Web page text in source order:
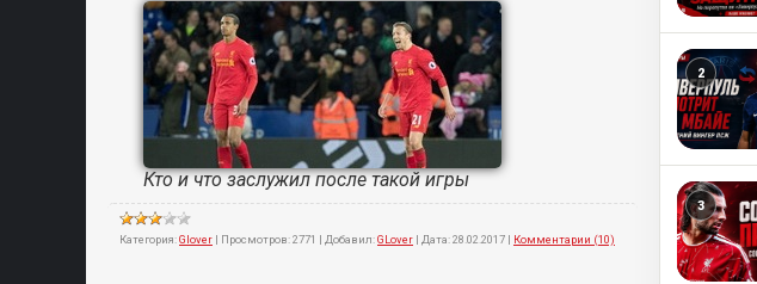
Кто и что заслужил после такой игры
Категория:Glover | Просмотров:2771 | Добавил:GLover | Дата:28.02.2017 | Комментарии (10)
ML
ML